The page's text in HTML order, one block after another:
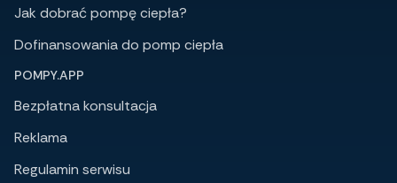
Jak dobrać pompę ciepła?
Dofinansowania do pomp ciepła
POMPY.APP
Bezpłatna konsultacja
Reklama
Regulamin serwisu